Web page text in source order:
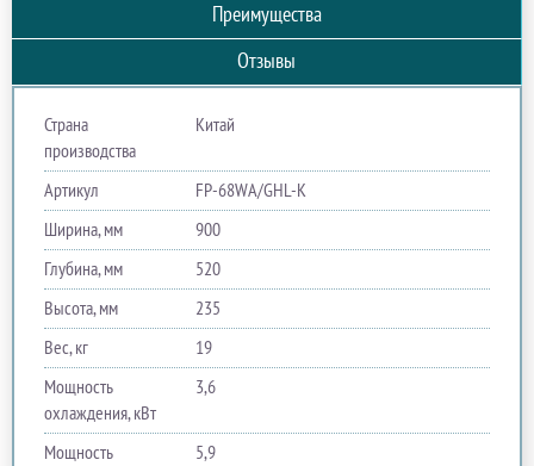
Преимущества
Отзывы
Страна
производства
Китай
Артикул
FP-68WA/GHL-K
Ширина, мм
900
Глубина, мм
520
Высота, мм
235
Вес, кг
19
Мощность
охлаждения, кВт
3,6
Мощность
5,9